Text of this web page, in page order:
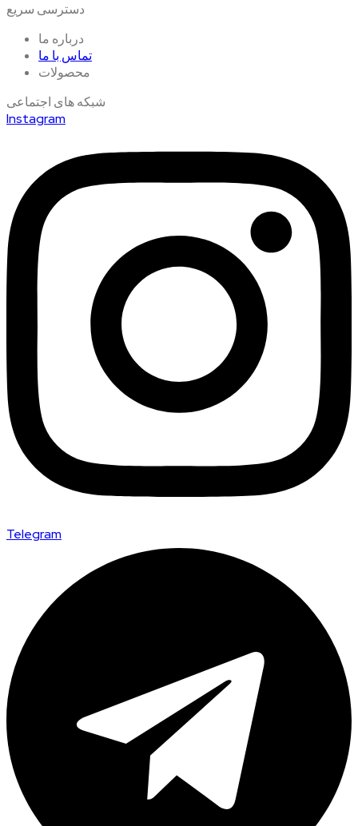
دسترسی سریع
درباره ما
تماس با ما
محصولات
شبکه های اجتماعی
Instagram
Telegram